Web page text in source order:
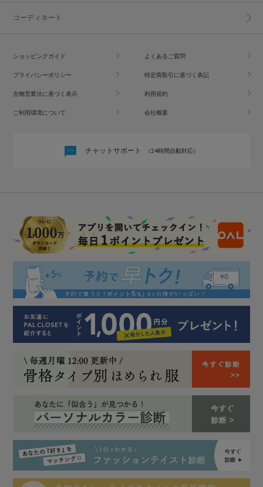
コーディネート
ショッピングガイド よくあるご質問
プライバシーポリシー 特定商取引に基づく表記
古物営業法に基づく表示 利用規約
ご利用環境について 会社概要
チャットサポート （24時間自動対応）